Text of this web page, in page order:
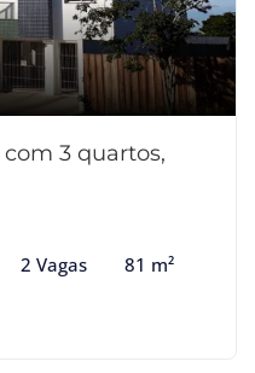
3 quartos,
2 Vagas 81 m²